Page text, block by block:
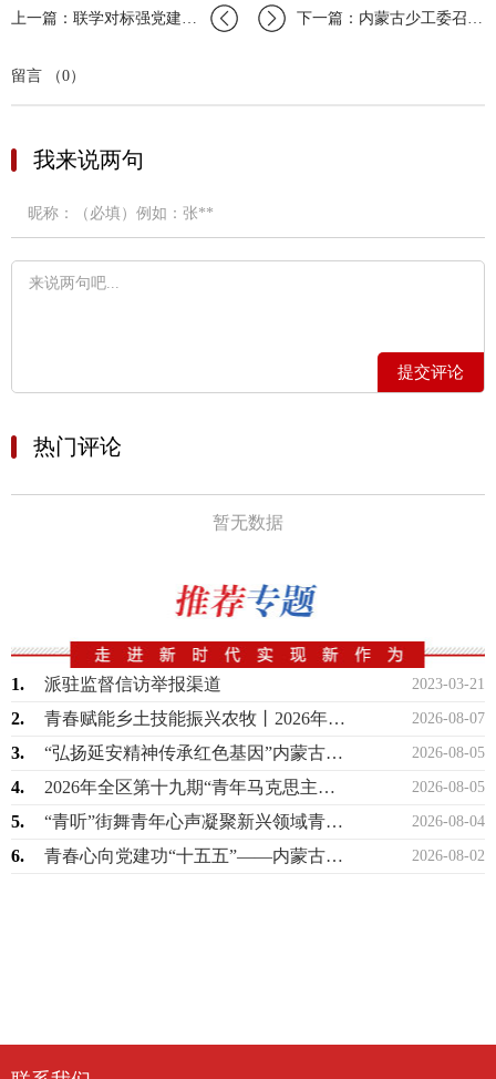
上一篇：联学对标强党建互学互鉴促提升——自治区团委机关系统基层党组织联合武川县法… 下一篇：内蒙古少工委召开学习贯彻习近平总书记重要回信精神专题座谈会
留言 （0）
我来说两句
提交评论
热门评论
暂无数据
2023-03-21
1. 派驻监督信访举报渠道
2026-08-07
2. 青春赋能乡土技能振兴农牧丨2026年全区高素质青年农牧民暨乡村振兴青年人才技能提…
2026-08-05
3. “弘扬延安精神传承红色基因”内蒙古少先队2026年暑期研学实践活动圆满举办
2026-08-05
4. 2026年全区第十九期“青年马克思主义者培养工程”高校班顺利举办
2026-08-04
5. “青听”街舞青年心声凝聚新兴领域青春力量
2026-08-02
6. 青春心向党建功“十五五”——内蒙古青年讲师团示范性宣讲走进巴彦淖尔